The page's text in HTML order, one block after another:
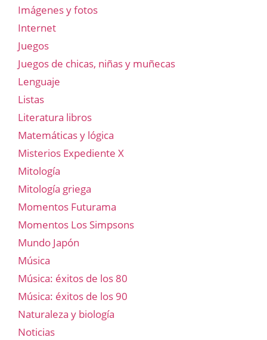
Imágenes y fotos
Internet
Juegos
Juegos de chicas, niñas y muñecas
Lenguaje
Listas
Literatura libros
Matemáticas y lógica
Misterios Expediente X
Mitología
Mitología griega
Momentos Futurama
Momentos Los Simpsons
Mundo Japón
Música
Música: éxitos de los 80
Música: éxitos de los 90
Naturaleza y biología
Noticias